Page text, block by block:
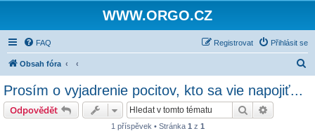
WWW.ORGO.CZ
FAQ Přihlásit se
Registrovat
Obsah fóra
Prosím o vyjadrenie pocitov, kto sa vie napojiť...
Odpovědět Hledat
1 příspěvek • Stránka 1 z 1